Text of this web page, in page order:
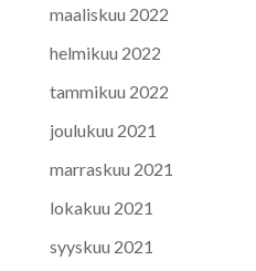
maaliskuu 2022
helmikuu 2022
tammikuu 2022
joulukuu 2021
marraskuu 2021
lokakuu 2021
syyskuu 2021